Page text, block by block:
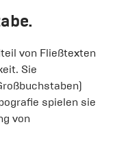
von Fließtexten
Sie
spielen sie
von